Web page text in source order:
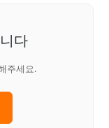
다
주세요.